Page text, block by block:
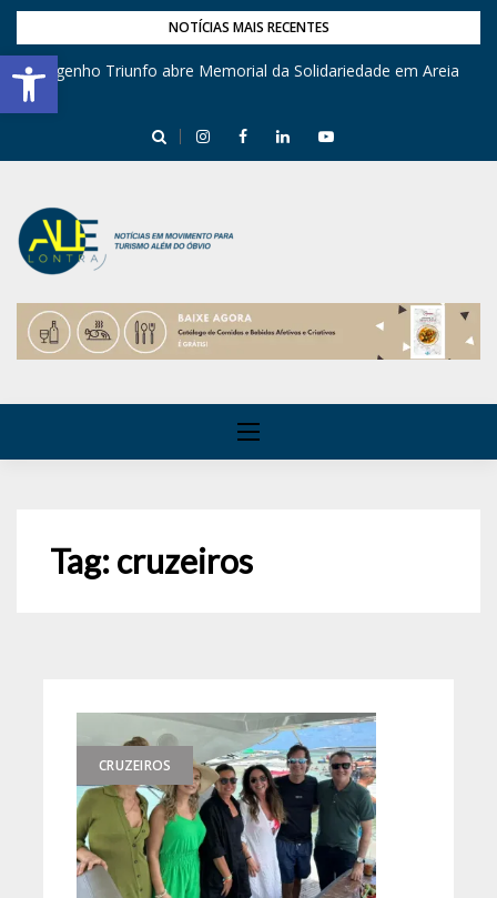
Barra de Ferramentas Aberta
NOTÍCIAS MAIS RECENTES
Engenho Triunfo abre Memorial da Solidariedade em Areia
Tag:cruzeiros
CRUZEIROS